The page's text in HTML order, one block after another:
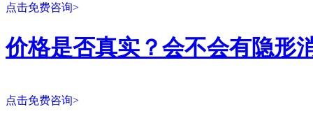
点击免费咨询>
价格是否真实？会不会有隐形
点击免费咨询>